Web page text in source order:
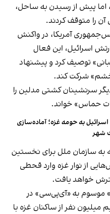
پیش از رسیدن به ساحل،
آن را متوقف کردند.
آمریکا، در واکنش
اسرائیل، این فعال
توصیف کرد و پیشنهاد
خشم» شرکت کند.
سرنشینان کشتی مدلین را
حماس» خواند.
به حومه غزه؛ آماده‌سازی
شهر
به سازمان ملل برای نخستین
از نوار غزه وارد قحطی
خواهد یافت.
موسوم به «آی‌پی‌سی» در
نفر از ساکنان غزه با